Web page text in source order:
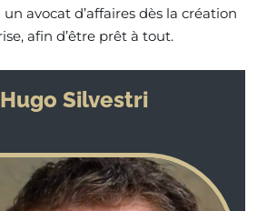
avocat d’affaires dès la création
afin d’être prêt à tout.
Hugo Silvestri